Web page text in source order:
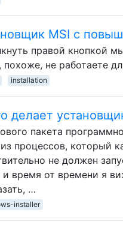
MSI с
правой кнопкой
не работаете
installation
делает
пакета
процессов, который
не должен
время от времени я
…
installer